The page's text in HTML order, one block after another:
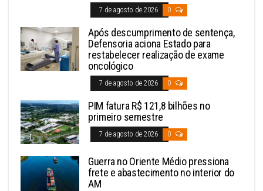
7 de agosto de 2026 0
Após descumprimento de sentença,
Defensoria aciona Estado para
restabelecer realização de exame
oncológico
7 de agosto de 2026 0
PIM fatura R$ 121,8 bilhões no
primeiro semestre
7 de agosto de 2026 0
Guerra no Oriente Médio pressiona
frete e abastecimento no interior do
AM